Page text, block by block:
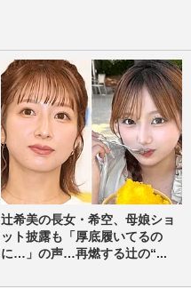
辻希美の長女・希空、母娘ショ
ット披露も「厚底履いてるの
に…」の声…再燃する辻の“...